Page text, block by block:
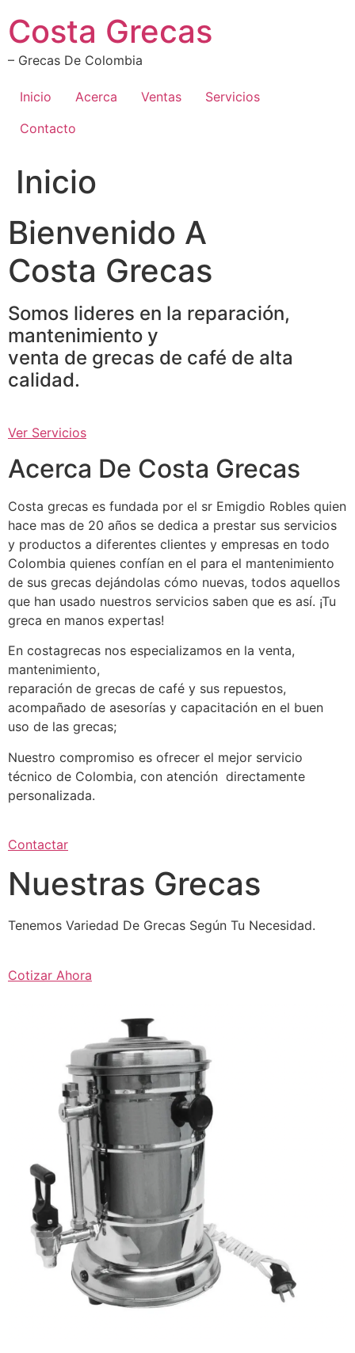
contenido
Costa Grecas
– Grecas De Colombia
Inicio Acerca Ventas
Servicios
Contacto
Inicio
Bienvenido A
Costa Grecas
Somos lideres en la reparación,
mantenimiento y
venta de grecas de café de alta
calidad.
Ver Servicios
Acerca De Costa Grecas
Costa grecas es fundada por el sr Emigdio Robles quien
hace mas de 20 años se dedica a prestar sus servicios
y productos a diferentes clientes y empresas en todo
Colombia quienes confían en el para el mantenimiento
de sus grecas dejándolas cómo nuevas, todos aquellos
que han usado nuestros servicios saben que es así. ¡Tu
greca en manos expertas!
En costagrecas nos especializamos en la venta,
mantenimiento,
reparación de grecas de café y sus repuestos,
acompañado de asesorías y capacitación en el buen
uso de las grecas;
Nuestro compromiso es ofrecer el mejor servicio
técnico de Colombia, con atención directamente
personalizada.
Contactar
Nuestras Grecas
Tenemos Variedad De Grecas Según Tu Necesidad.
Cotizar Ahora